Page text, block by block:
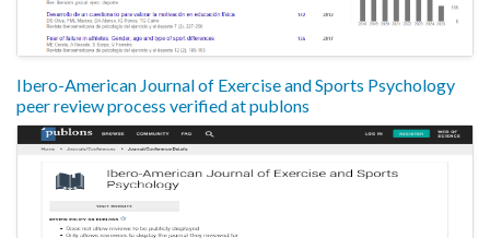
Ibero-American Journal of Exercise and Sports Psychology
peer review process verified at publons